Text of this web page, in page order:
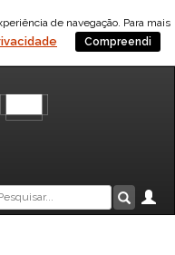
de navegação. Para mais
Compreendi